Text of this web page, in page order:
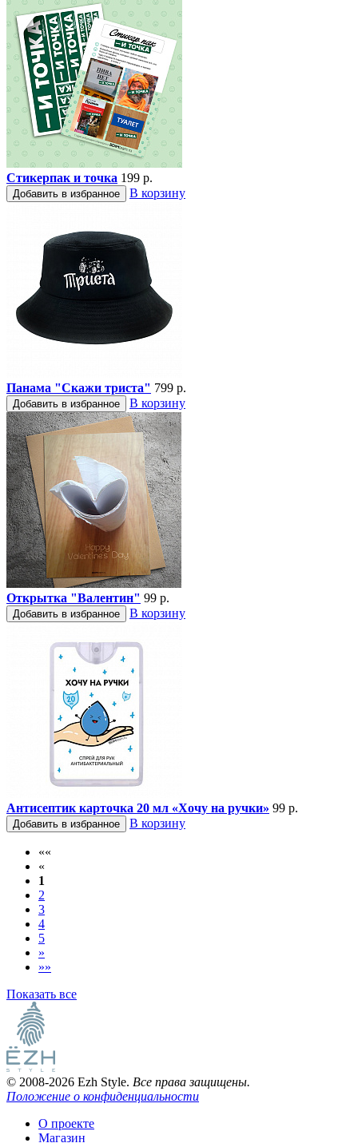
Стикерпак и точка 199 р.
Добавить в избранное В корзину
Панама "Скажи триста" 799 р.
Добавить в избранное В корзину
Открытка "Валентин" 99 р.
Добавить в избранное В корзину
Антисептик карточка 20 мл «Хочу на ручки» 99 р.
Добавить в избранное В корзину
««
«
1
2
3
4
5
»
»»
Показать все
© 2008-2026 Ezh Style. Все права защищены.
Положение о конфиденциальности
О проекте
Магазин